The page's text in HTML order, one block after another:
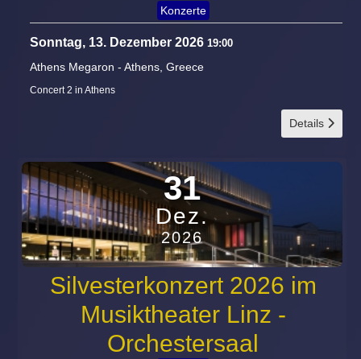
Konzerte
Sonntag, 13. Dezember 2026 19:00
Athens Megaron - Athens, Greece
Concert 2 in Athens
Details
31
Dez.
2026
Silvesterkonzert 2026 im
Musiktheater Linz -
Orchestersaal